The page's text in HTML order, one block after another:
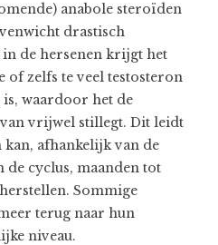
anabole steroïden
drastisch
de hersenen krijgt het
of zelfs te veel testosteron
waardoor het de
vrijwel stillegt. Dit leidt
afhankelijk van de
de cyclus, maanden tot
Sommige
terug naar hun
niveau.